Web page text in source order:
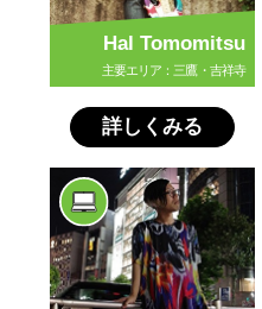
Hal Tomomitsu
主要エリア：三鷹・吉祥寺
詳しくみる